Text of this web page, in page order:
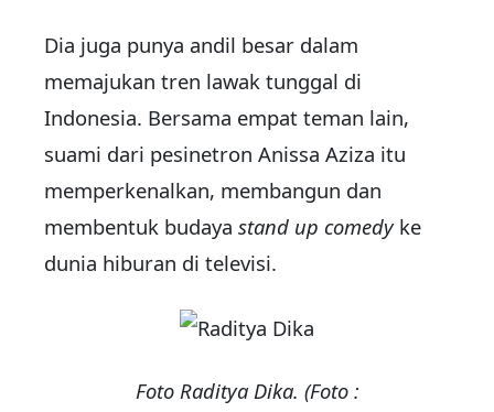
Dia juga punya andil besar dalam
memajukan tren lawak tunggal di
Indonesia. Bersama empat teman lain,
suami dari pesinetron Anissa Aziza itu
memperkenalkan, membangun dan
membentuk budaya stand up comedy ke
dunia hiburan di televisi.
Foto Raditya Dika. (Foto :